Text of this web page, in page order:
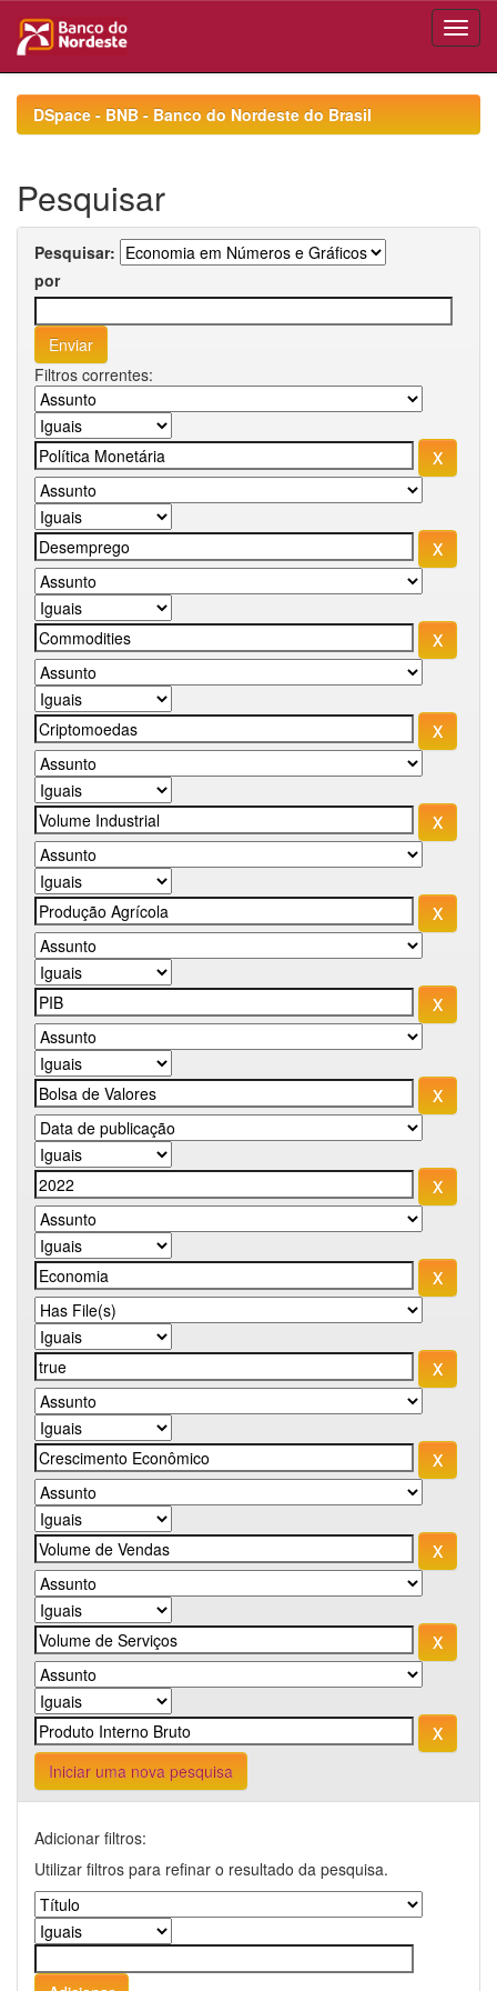
navigationDSpace - BNB - Banco do Nordeste do Brasil
Pesquisar
Pesquisar:
por
Filtros correntes:
Iniciar uma nova pesquisa
Adicionar filtros:
Utilizar filtros para refinar o resultado da pesquisa.